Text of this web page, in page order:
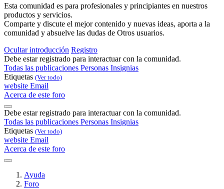
Esta comunidad es para profesionales y principiantes en nuestros
productos y servicios.
Comparte y discute el mejor contenido y nuevas ideas, aporta a la
comunidad y absuelve las dudas de Otros usuarios.
Ocultar introducción Registro
Debe estar registrado para interactuar con la comunidad.
Todas las publicaciones Personas Insignias
Etiquetas (Ver todo)
website Email
Acerca de este foro
Debe estar registrado para interactuar con la comunidad.
Todas las publicaciones Personas Insignias
Etiquetas (Ver todo)
website Email
Acerca de este foro
Ayuda
Foro